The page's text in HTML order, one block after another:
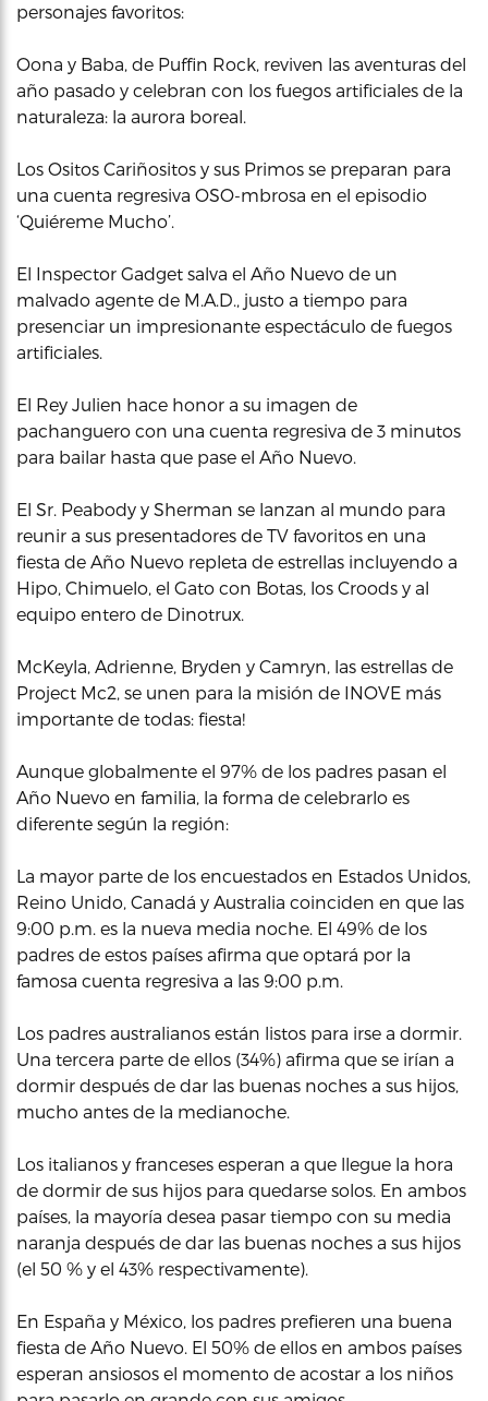
personajes favoritos:
Oona y Baba, de Puffin Rock, reviven las aventuras del
año pasado y celebran con los fuegos artificiales de la
naturaleza: la aurora boreal.
Los Ositos Cariñositos y sus Primos se preparan para
una cuenta regresiva OSO-mbrosa en el episodio
‘Quiéreme Mucho’.
El Inspector Gadget salva el Año Nuevo de un
malvado agente de M.A.D., justo a tiempo para
presenciar un impresionante espectáculo de fuegos
artificiales.
El Rey Julien hace honor a su imagen de
pachanguero con una cuenta regresiva de 3 minutos
para bailar hasta que pase el Año Nuevo.
El Sr. Peabody y Sherman se lanzan al mundo para
reunir a sus presentadores de TV favoritos en una
fiesta de Año Nuevo repleta de estrellas incluyendo a
Hipo, Chimuelo, el Gato con Botas, los Croods y al
equipo entero de Dinotrux.
McKeyla, Adrienne, Bryden y Camryn, las estrellas de
Project Mc2, se unen para la misión de INOVE más
importante de todas: fiesta!
Aunque globalmente el 97% de los padres pasan el
Año Nuevo en familia, la forma de celebrarlo es
diferente según la región:
La mayor parte de los encuestados en Estados Unidos,
Reino Unido, Canadá y Australia coinciden en que las
9:00 p.m. es la nueva media noche. El 49% de los
padres de estos países afirma que optará por la
famosa cuenta regresiva a las 9:00 p.m.
Los padres australianos están listos para irse a dormir.
Una tercera parte de ellos (34%) afirma que se irían a
dormir después de dar las buenas noches a sus hijos,
mucho antes de la medianoche.
Los italianos y franceses esperan a que llegue la hora
de dormir de sus hijos para quedarse solos. En ambos
países, la mayoría desea pasar tiempo con su media
naranja después de dar las buenas noches a sus hijos
(el 50 % y el 43% respectivamente).
En España y México, los padres prefieren una buena
fiesta de Año Nuevo. El 50% de ellos en ambos países
esperan ansiosos el momento de acostar a los niños